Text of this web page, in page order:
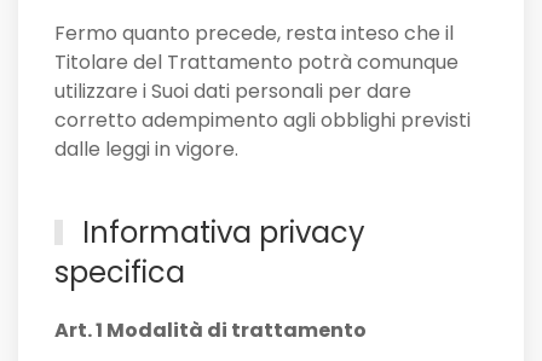
Fermo quanto precede, resta inteso che il
Titolare del Trattamento potrà comunque
utilizzare i Suoi dati personali per dare
corretto adempimento agli obblighi previsti
dalle leggi in vigore.
Informativa privacy
specifica
Art. 1 Modalità di trattamento